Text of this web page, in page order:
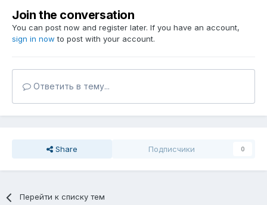
Join the conversation
You can post now and register later. If you have an account,
sign in now to post with your account.
Ответить в тему...
Share Подписчики 0
Перейти к списку тем